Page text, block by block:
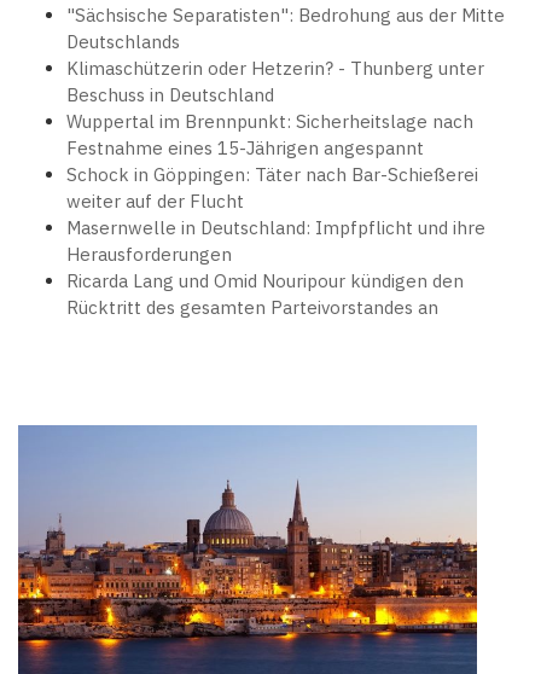
"Sächsische Separatisten": Bedrohung aus der Mitte
Deutschlands
Klimaschützerin oder Hetzerin? - Thunberg unter
Beschuss in Deutschland
Wuppertal im Brennpunkt: Sicherheitslage nach
Festnahme eines 15-Jährigen angespannt
Schock in Göppingen: Täter nach Bar-Schießerei
weiter auf der Flucht
Masernwelle in Deutschland: Impfpflicht und ihre
Herausforderungen
Ricarda Lang und Omid Nouripour kündigen den
Rücktritt des gesamten Parteivorstandes an